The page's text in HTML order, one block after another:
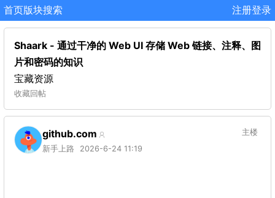
首页版块搜索 注册登录
Shaark - 通过干净的 Web UI 存储 Web 链接、注释、图
片和密码的知识
宝藏资源
收藏回帖
github.com
新手上路 2026-6-24 11:19
主楼